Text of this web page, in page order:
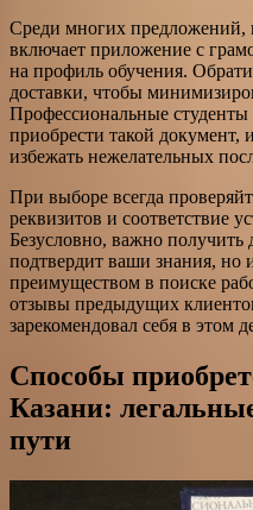
Среди многих предложений,
включает приложение с
на профиль обучения.
доставки, чтобы
Профессиональные студенты
приобрести такой
избежать нежелательных
При выборе всегда
реквизитов и соответствие
Безусловно, важно
подтвердит ваши знания, но
преимуществом в поиске
отзывы предыдущих
зарекомендовал себя в этом
Способы
Казани:
пути